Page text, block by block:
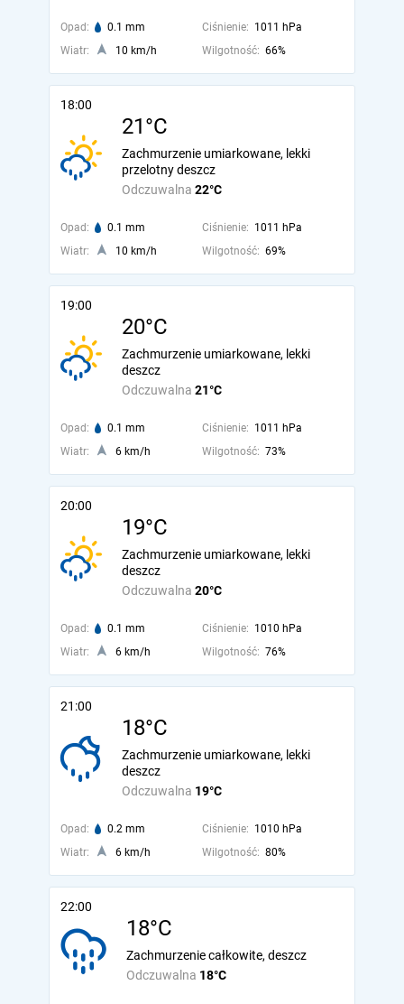
Opad: 0.1 mm Ciśnienie: 1011 hPa
Wiatr:
10 km/h Wilgotność: 66%
18:00
21°C
Odczuwalna 22°C
Zachmurzenie umiarkowane, lekki
przelotny deszcz
Opad: 0.1 mm Ciśnienie: 1011 hPa
Wiatr:
10 km/h Wilgotność: 69%
19:00
20°C
Odczuwalna 21°C
Zachmurzenie umiarkowane, lekki
deszcz
Opad: 0.1 mm Ciśnienie: 1011 hPa
Wiatr:
6 km/h Wilgotność: 73%
20:00
19°C
Odczuwalna 20°C
Zachmurzenie umiarkowane, lekki
deszcz
Opad: 0.1 mm Ciśnienie: 1010 hPa
Wiatr:
6 km/h Wilgotność: 76%
21:00
18°C
Odczuwalna 19°C
Zachmurzenie umiarkowane, lekki
deszcz
Opad: 0.2 mm Ciśnienie: 1010 hPa
Wiatr:
6 km/h Wilgotność: 80%
22:00
18°C
Odczuwalna 18°C
Zachmurzenie całkowite, deszcz